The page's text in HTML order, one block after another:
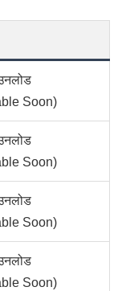
Soon)
Soon)
Soon)
Soon)